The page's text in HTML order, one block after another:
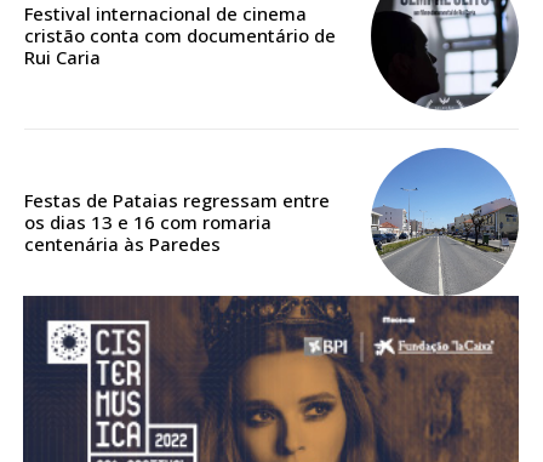
16€
Acesso ao conteúdo online
Acesso aos conteúdos Exclusivos para
assinantes
Festival internacional de cinema
cristão conta com documentário de
Rui Caria
Festas de Pataias regressam entre
os dias 13 e 16 com romaria
centenária às Paredes